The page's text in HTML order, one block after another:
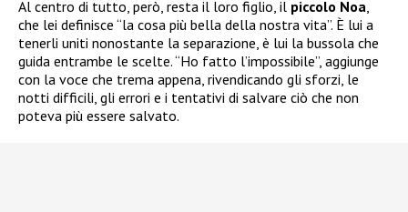
Al centro di tutto, però, resta il loro figlio, il piccolo Noa
che lei definisce “la cosa più bella della nostra vita”. È lui a
tenerli uniti nonostante la separazione, è lui la bussola che
guida entrambe le scelte. “Ho fatto l’impossibile”, aggiunge
con la voce che trema appena, rivendicando gli sforzi, le
notti difficili, gli errori e i tentativi di salvare ciò che non
poteva più essere salvato.